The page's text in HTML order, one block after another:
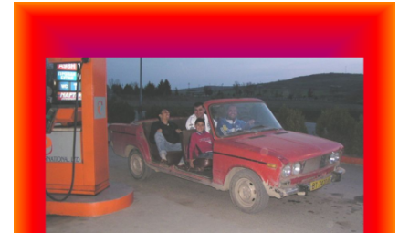
Pepouch
+420605716650
pepouch@seznam.cz